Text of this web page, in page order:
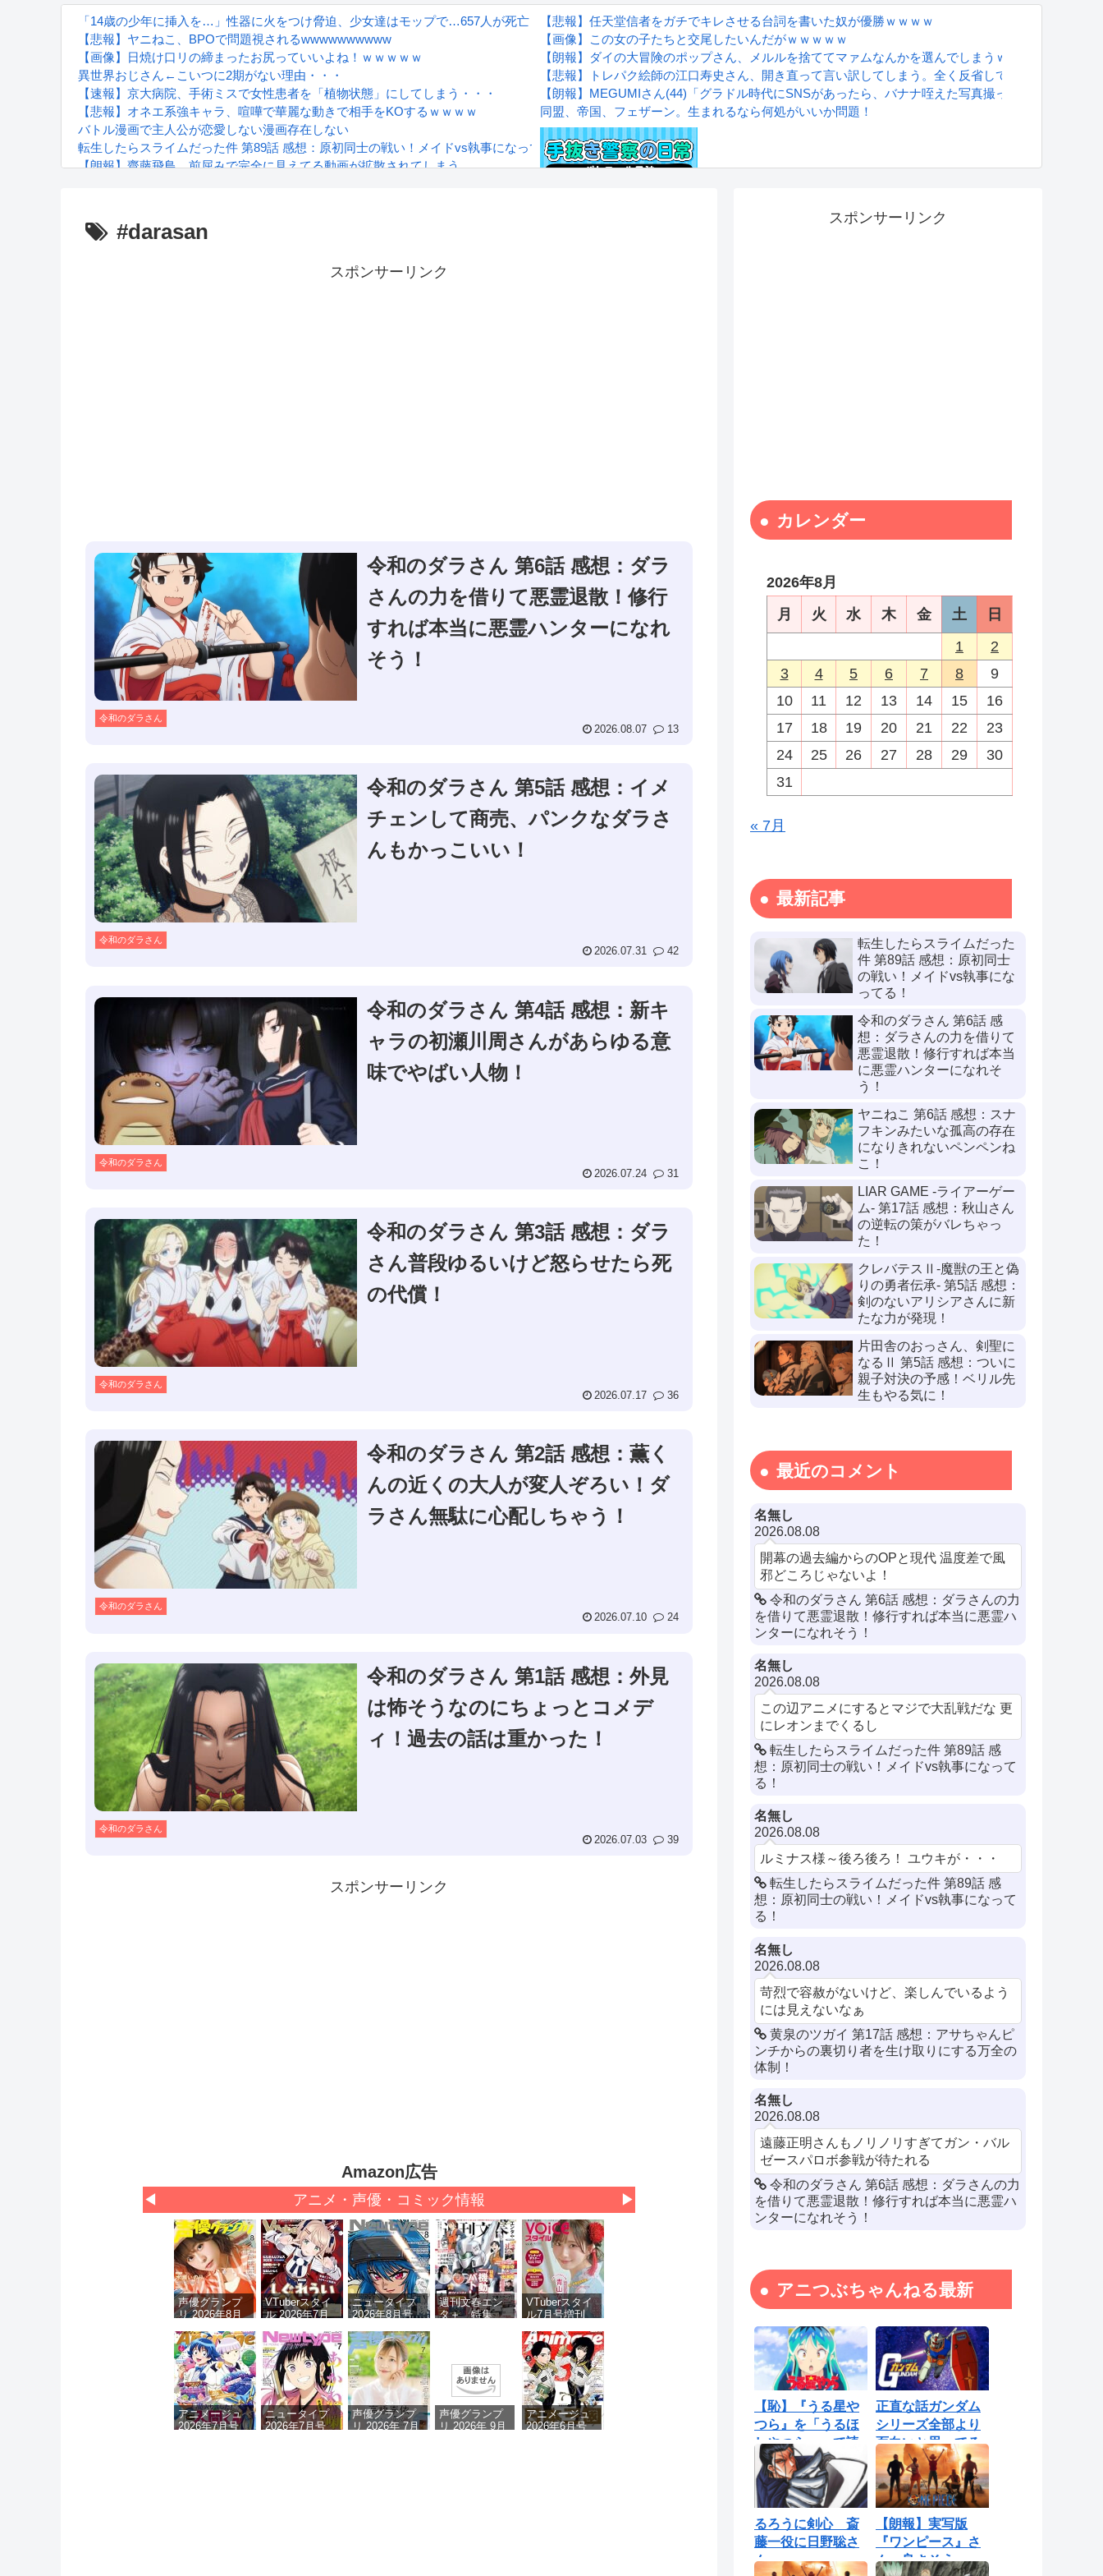
「14歳の少年に挿入を…」性器に火をつけ脅迫、少女達はモップで…657人が死亡した韓国“最悪の人権侵害”のおぞましすぎる実態
【悲報】ヤニねこ、BPOで問題視されるwwwwwwwwww
【画像】日焼け口リの締まったお尻っていいよね！ｗｗｗｗｗ
異世界おじさん←こいつに2期がない理由・・・
【速報】京大病院、手術ミスで女性患者を「植物状態」にしてしまう・・・
【悲報】オネエ系強キャラ、喧嘩で華麗な動きで相手をKOするｗｗｗｗ
バトル漫画で主人公が恋愛しない漫画存在しない
転生したらスライムだった件 第89話 感想：原初同士の戦い！メイドvs執事になってる！
【朗報】齋藤飛鳥、前屈みで完全に見えてる動画が拡散されてしまう…
るろうに剣心 -明治剣客浪漫譚- 京都動乱 第33話の感想
【悲報】任天堂信者をガチでキレさせる台詞を書いた奴が優勝ｗｗｗｗ
【画像】この女の子たちと交尾したいんだがｗｗｗｗｗ
【朗報】ダイの大冒険のポップさん、メルルを捨ててマァムなんかを選んでしまうｗｗｗ
【悲報】トレパク絵師の江口寿史さん、開き直って言い訳してしまう。全く反省してないと話題に
【朗報】MEGUMIさん(44)「グラドル時代にSNSがあったら、バナナ咥えた写真撮ってたと思う」
同盟、帝国、フェザーン。生まれるなら何処がいいか問題！
#darasan
スポンサーリンク
令和のダラさん
令和のダラさん 第6話 感想：ダラ
さんの力を借りて悪霊退散！修行
すれば本当に悪霊ハンターになれ
そう！
2026.08.07 13
令和のダラさん
令和のダラさん 第5話 感想：イメ
チェンして商売、パンクなダラさ
んもかっこいい！
2026.07.31 42
令和のダラさん
令和のダラさん 第4話 感想：新キ
ャラの初瀬川周さんがあらゆる意
味でやばい人物！
2026.07.24 31
令和のダラさん
令和のダラさん 第3話 感想：ダラ
さん普段ゆるいけど怒らせたら死
の代償！
2026.07.17 36
令和のダラさん
令和のダラさん 第2話 感想：薫く
んの近くの大人が変人ぞろい！ダ
ラさん無駄に心配しちゃう！
2026.07.10 24
令和のダラさん
令和のダラさん 第1話 感想：外見
は怖そうなのにちょっとコメデ
ィ！過去の話は重かった！
2026.07.03 39
スポンサーリンク
Amazon広告
◀ アニメ・声優・コミック情報 ▶
声優グランプ
リ 2026年8月
VTuberスタイ
ル 2026年7月
ニュータイプ
2026年8月号
週刊文春エン
タ＋ 特集
VTuberスタイ
ル7月号増刊
ルVOL.6
アニメージュ
2026年7月号
ニュータイプ
2026年7月号
声優グランプ
リ 2026年 7月
声優グランプ
リ 2026年 9月
アニメージュ
2026年6月号
スポンサーリンク
カレンダー
2026年8月
月
火 水 木 金 土
日
1
2
3
4 5 6 7 8
9
10
11 12 13 14 15
16
17
18 19 20 21 22
23
24
25 26 27 28 29
30
31
« 7月
最新記事
転生したらスライムだった
件 第89話 感想：原初同士
の戦い！メイドvs執事にな
ってる！
令和のダラさん 第6話 感
想：ダラさんの力を借りて
悪霊退散！修行すれば本当
に悪霊ハンターになれそ
う！
ヤニねこ 第6話 感想：スナ
フキンみたいな孤高の存在
になりきれないペンペンね
こ！
LIAR GAME -ライアーゲー
ム- 第17話 感想：秋山さん
の逆転の策がバレちゃっ
た！
クレバテスⅡ-魔獣の王と偽
りの勇者伝承- 第5話 感想：
剣のないアリシアさんに新
たな力が発現！
片田舎のおっさん、剣聖に
なるⅡ 第5話 感想：ついに
親子対決の予感！ベリル先
生もやる気に！
最近のコメント
名無し
2026.08.08
開幕の過去編からのOPと現代 温度差で風
邪どころじゃないよ！
令和のダラさん 第6話 感想：ダラさんの力
を借りて悪霊退散！修行すれば本当に悪霊ハ
ンターになれそう！
名無し
2026.08.08
この辺アニメにするとマジで大乱戦だな 更
にレオンまでくるし
転生したらスライムだった件 第89話 感
想：原初同士の戦い！メイドvs執事になって
る！
名無し
2026.08.08
ルミナス様～後ろ後ろ！ ユウキが・・・
転生したらスライムだった件 第89話 感
想：原初同士の戦い！メイドvs執事になって
る！
名無し
2026.08.08
苛烈で容赦がないけど、楽しんでいるよう
には見えないなぁ
黄泉のツガイ 第17話 感想：アサちゃんピ
ンチからの裏切り者を生け取りにする万全の
体制！
名無し
2026.08.08
遠藤正明さんもノリノリすぎてガン・バル
ゼースパロボ参戦が待たれる
令和のダラさん 第6話 感想：ダラさんの力
を借りて悪霊退散！修行すれば本当に悪霊ハ
ンターになれそう！
アニつぶちゃんねる最新
【恥】『うる星や
つら』を「うるほ
しやつら」って読
んでたわ…勘...
正直な話ガンダム
シリーズ全部より
面白いと思ってる
ロボットアニ...
るろうに剣心 斎
藤一役に日野聡さ
ん
【朗報】実写版
『ワンピース』さ
ん、良さそう